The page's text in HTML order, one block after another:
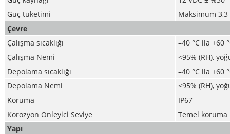
Güç tüketimi
Maksimum 3,3
Çevre
Çalışma sıcaklığı
–40 °C ila +60
Çalışma Nemi
<95% (RH),
Depolama sıcaklığı
–40 °C ila +60
Depolama Nemi
<95% (RH),
Koruma
IP67
Korozyon Önleyici Seviye
Temel koruma
Yapı